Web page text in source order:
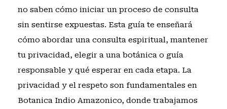
no saben cómo iniciar un proceso de consulta
sin sentirse expuestas. Esta guía te enseñará
cómo abordar una consulta espiritual, mantener
tu privacidad, elegir a una botánica o guía
responsable y qué esperar en cada etapa. La
privacidad y el respeto son fundamentales en
Botanica Indio Amazonico, donde trabajamos